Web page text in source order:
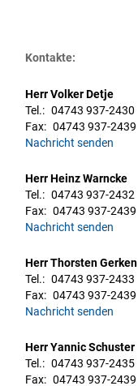
Kontakte:
Herr Volker Detje
Tel.: 04743 937-2430
Fax: 04743 937-2439
Nachricht senden
Herr Heinz Warncke
Tel.: 04743 937-2432
Fax: 04743 937-2439
Nachricht senden
Herr Thorsten Gerken
Tel.: 04743 937-2433
Fax: 04743 937-2439
Nachricht senden
Herr Yannic Schuster
Tel.: 04743 937-2435
Fax: 04743 937-2439